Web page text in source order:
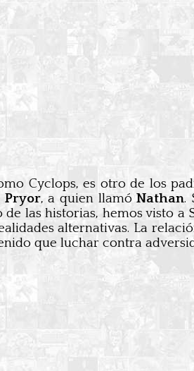
Cyclops, es otro de los
Pryor, a quien llamóNathan.
de las historias, hemos visto
alternativas. La
que luchar contra